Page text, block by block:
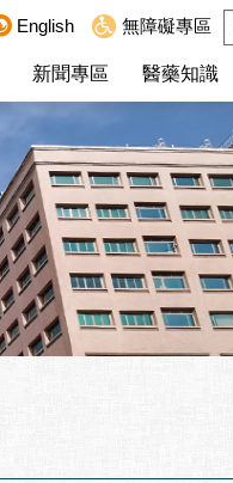
新聞專區 醫藥知識
English 無障礙專區